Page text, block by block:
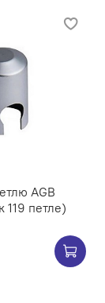
AGB
119 петле)